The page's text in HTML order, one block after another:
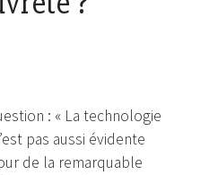
: « La technologie
pas aussi évidente
de la remarquable